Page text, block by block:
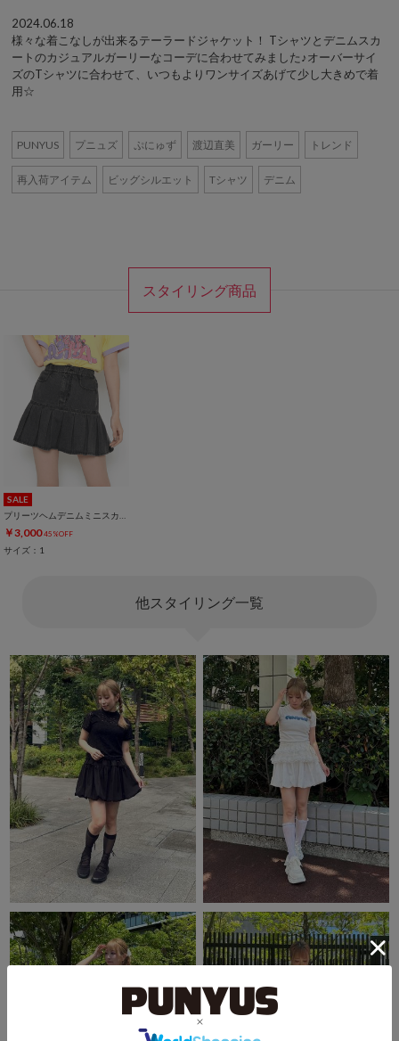
2024.06.18
様々な着こなしが出来るテーラードジャケット！ Tシャツとデニムスカ
ートのカジュアルガーリーなコーデに合わせてみました♪オーバーサイ
ズのTシャツに合わせて、いつもよりワンサイズあげて少し大きめで着
用☆
PUNYUS プニュズ ぷにゅず 渡辺直美 ガーリー トレンド
再入荷アイテム ビッグシルエット Tシャツ デニム
スタイリング商品
SALE
￥3,000 45%OFF
サイズ：1
他スタイリング一覧